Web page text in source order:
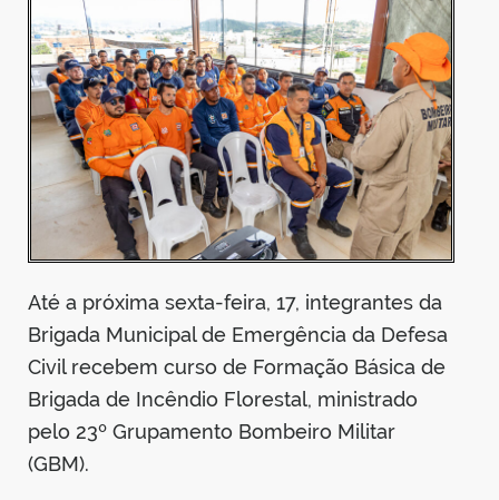
Até a próxima sexta-feira, 17, integrantes da
Brigada Municipal de Emergência da Defesa
Civil recebem curso de Formação Básica de
Brigada de Incêndio Florestal, ministrado
pelo 23º Grupamento Bombeiro Militar
(GBM).